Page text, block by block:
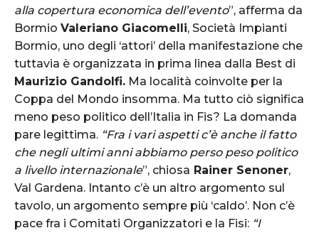
alla copertura economica dell’evento”, afferma da
Bormio Valeriano Giacomelli, Società Impianti
Bormio, uno degli ‘attori’ della manifestazione che
tuttavia è organizzata in prima linea dalla Best di
Maurizio Gandolfi. Ma località coinvolte per la
Coppa del Mondo insomma. Ma tutto ciò significa
meno peso politico dell’Italia in Fis? La domanda
pare legittima. “Fra i vari aspetti c’è anche il fatto
che negli ultimi anni abbiamo perso peso politico
a livello internazionale”, chiosa Rainer Senoner,
Val Gardena. Intanto c’è un altro argomento sul
tavolo, un argomento sempre più ‘caldo’. Non c’è
pace fra i Comitati Organizzatori e la Fisi: “I